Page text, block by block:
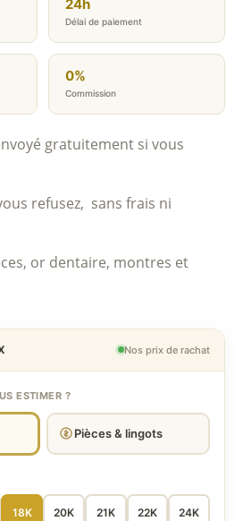
24h
Délai de paiement
0%
Commission
gratuitement si vous
refusez, sans frais ni
or dentaire, montres et
Nos prix de rachat
ESTIMER ?
Pièces & lingots
18K 20K 21K 22K 24K